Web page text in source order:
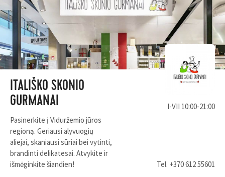
ITALIŠKO SKONIO
GURMANAI
Pasinerkite į Viduržemio jūros
regioną. Geriausi alyvuogių
aliejai, skaniausi sūriai bei vytinti,
brandinti delikatesai. Atvykite ir
išmėginkite šiandien!
I-VII 10:00-21:00
Tel. +370 612 55601